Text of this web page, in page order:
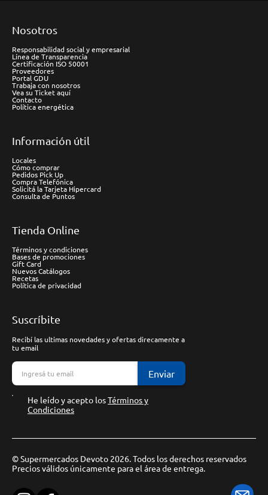
Nosotros
Responsabilidad social y empresarial
Línea de Transparencia
Certificación ISO 50001
Proveedores
Portal GDU
Trabaja con nosotros
Vea su Ticket aquí
Contacto
Política energética
Información útil
Locales
Cómo comprar
Pedidos Pick Up
Compra Telefónica
Solicitá la Tarjeta Hipercard
Consulta de Puntos
Tienda Online
Términos y condiciones
Bases de promociones
Gift Card
Nuevos Catálogos
Recetas
Política de privacidad
Suscríbite
Recibí las ultimas novedades y ofertas direcamente a
tu email
Enviar
He leído y acepto losTérminos y
Condiciones
© Supermercados Devoto 2026. Todos los derechos reservados
Precios válidos únicamente para el área de entrega.